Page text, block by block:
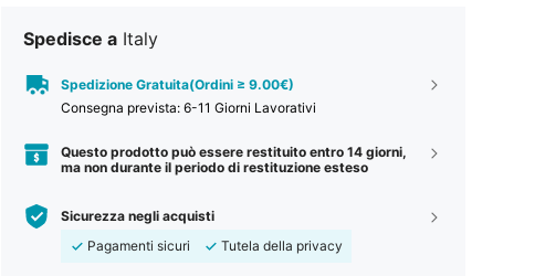
Spedisce a Italy
Spedizione Gratuita(Ordini ≥ 9.00€)
Consegna prevista: 6-11 Giorni Lavorativi
Questo prodotto può essere restituito entro 14 giorni,
ma non durante il periodo di restituzione esteso
Sicurezza negli acquisti
Pagamenti sicuri
Tutela della privacy